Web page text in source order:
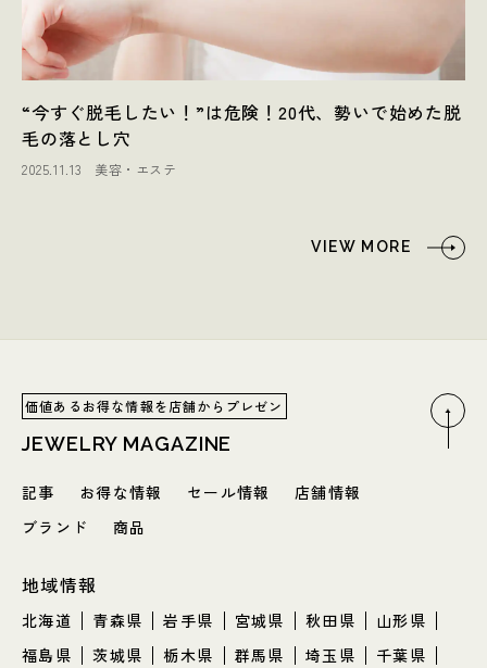
“今すぐ脱毛したい！”は危険！20代、勢いで始めた脱
毛の落とし穴
2025.11.13 美容・エステ
VIEW MORE
価値あるお得な情報を店舗からプレゼン
JEWELRY MAGAZINE
記事 お得な情報 セール情報
店舗情報
ブランド
商品
地域情報
北海道 青森県 岩手県 宮城県 秋田県
山形県
福島県
茨城県 栃木県 群馬県 埼玉県 千葉県